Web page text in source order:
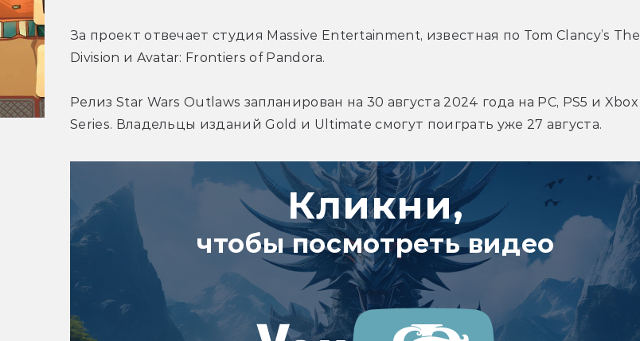
За проект отвечает студия Massive Entertainment, известная по Tom Clancy’s The
Division и Avatar: Frontiers of Pandora.
Релиз Star Wars Outlaws запланирован на 30 августа 2024 года на PC, PS5 и Xbox
Series. Владельцы изданий Gold и Ultimate смогут поиграть уже 27 августа.
Кликни,
чтобы посмотреть видео